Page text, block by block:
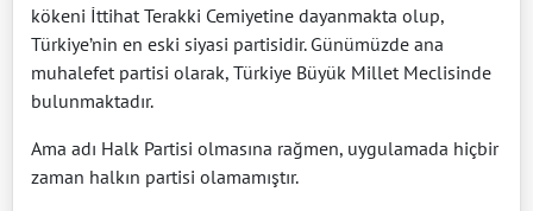
kökeni İttihat Terakki Cemiyetine dayanmakta olup,
Türkiye’nin en eski siyasi partisidir. Günümüzde ana
muhalefet partisi olarak, Türkiye Büyük Millet Meclisinde
bulunmaktadır.
Ama adı Halk Partisi olmasına rağmen, uygulamada hiçbir
zaman halkın partisi olamamıştır.